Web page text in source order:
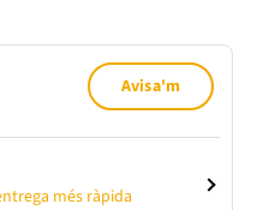
Avisa'm
més ràpida